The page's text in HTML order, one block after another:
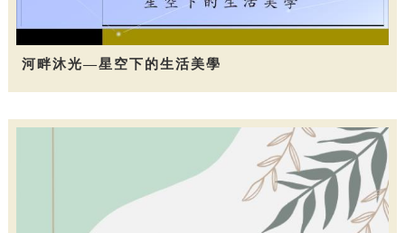
河畔沐光—星空下的生活美學